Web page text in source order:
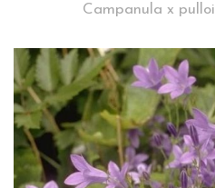
Campanula x